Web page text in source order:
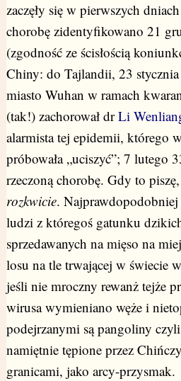
zaczęły się w pierwszych
chorobę zidentyfikowano 21
(zgodność ze ścisłością
Chiny: do Tajlandii, 23 stycznia
miasto Wuhan w ramach
(tak!) zachorował drLi
alarmista tej epidemii, którego
próbowała „uciszyć”; 7 lutego
rzeczoną chorobę. Gdy to
rozkwicie. Najprawdopodobniej
ludzi z któregoś gatunku
sprzedawanych na mięso na
losu na tle trwającej w świecie
jeśli nie mroczny rewanż tejże
wirusa wymieniano węże i
podejrzanymi są pangoliny czyli
namiętnie tępione przez
granicami, jako arcy-przysmak.